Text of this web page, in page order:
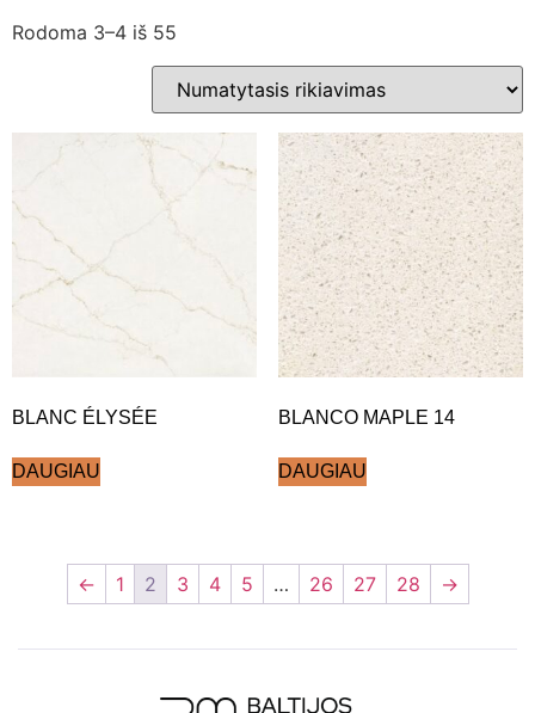
Rodoma 3–4 iš 55
BLANC ÉLYSÉE
DAUGIAU
BLANCO MAPLE 14
DAUGIAU
← 1 2 3 4 5 … 26 27 28 →